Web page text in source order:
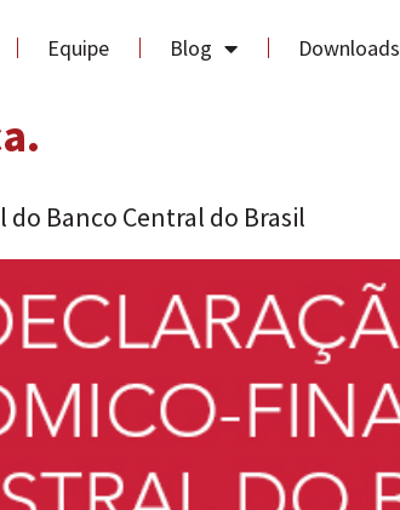
Equipe Blog Downloads
Banco Central do Brasil